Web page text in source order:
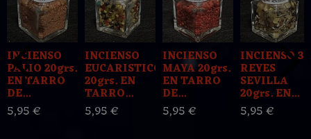
INCIENSO
PALIO 20grs.
EN TARRO
DE...
5,95 €
INCIENSO
EUCARISTICO
20grs. EN
TARRO...
5,95 €
INCIENSO
MAYA 20grs.
EN TARRO
DE...
5,95 €
INCIENSO 3
REYES
SEVILLA
20grs. EN...
5,95 €